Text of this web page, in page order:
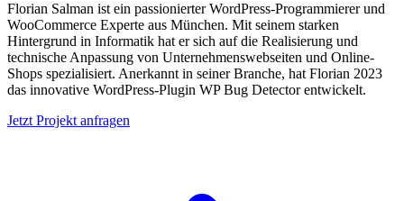
Florian Salman ist ein passionierter WordPress-Programmierer und
WooCommerce Experte aus München. Mit seinem starken
Hintergrund in Informatik hat er sich auf die Realisierung und
technische Anpassung von Unternehmenswebseiten und Online-
Shops spezialisiert. Anerkannt in seiner Branche, hat Florian 2023
das innovative WordPress-Plugin WP Bug Detector entwickelt.
Jetzt Projekt anfragen